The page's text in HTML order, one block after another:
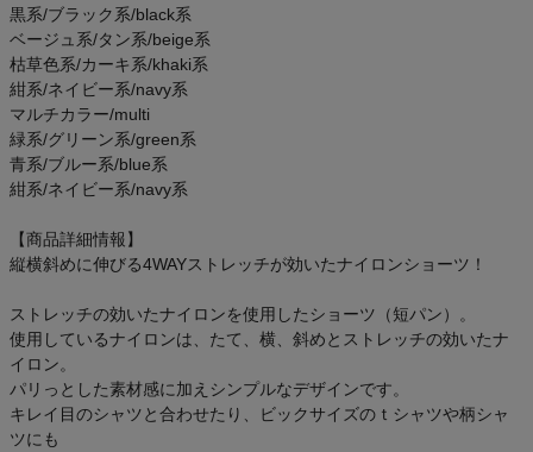
黒系/ブラック系/black系
ベージュ系/タン系/beige系
枯草色系/カーキ系/khaki系
紺系/ネイビー系/navy系
マルチカラー/multi
緑系/グリーン系/green系
青系/ブルー系/blue系
紺系/ネイビー系/navy系
【商品詳細情報】
縦横斜めに伸びる4WAYストレッチが効いたナイロンショーツ！
ストレッチの効いたナイロンを使用したショーツ（短パン）。
使用しているナイロンは、たて、横、斜めとストレッチの効いたナ
イロン。
パリっとした素材感に加えシンプルなデザインです。
キレイ目のシャツと合わせたり、ビックサイズのｔシャツや柄シャ
ツにも